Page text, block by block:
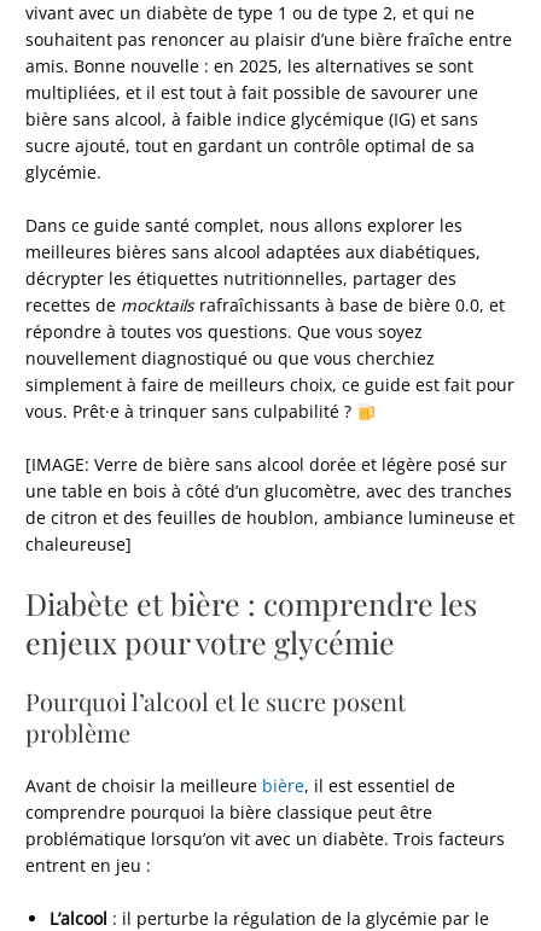
vivant avec un diabète de type 1 ou de type 2, et qui ne
souhaitent pas renoncer au plaisir d’une bière fraîche entre
amis. Bonne nouvelle : en 2025, les alternatives se sont
multipliées, et il est tout à fait possible de savourer une
bière sans alcool, à faible indice glycémique (IG) et sans
sucre ajouté, tout en gardant un contrôle optimal de sa
glycémie.
Dans ce guide santé complet, nous allons explorer les
meilleures bières sans alcool adaptées aux diabétiques,
décrypter les étiquettes nutritionnelles, partager des
recettes de mocktailsrafraîchissants à base de bière 0.0, et
répondre à toutes vos questions. Que vous soyez
nouvellement diagnostiqué ou que vous cherchiez
simplement à faire de meilleurs choix, ce guide est fait pour
vous. Prêt·e à trinquer sans culpabilité ?
[IMAGE: Verre de bière sans alcool dorée et légère posé sur
une table en bois à côté d’un glucomètre, avec des tranches
de citron et des feuilles de houblon, ambiance lumineuse et
chaleureuse]
Diabète et bière : comprendre les
enjeux pour votre glycémie
Pourquoi l’alcool et le sucre posent
problème
Avant de choisir la meilleure bière, il est essentiel de
comprendre pourquoi la bière classique peut être
problématique lorsqu’on vit avec un diabète. Trois facteurs
entrent en jeu :
L’alcool : il perturbe la régulation de la glycémie par le